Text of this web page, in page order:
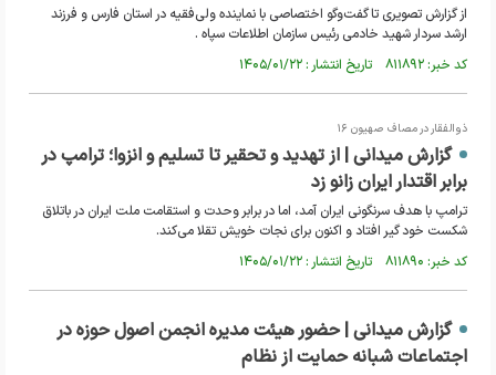
از گزارش تصویری تا گفت‌وگو اختصاصی با نماینده ولی‌فقیه در استان فارس و فرزند
ارشد سردار شهید خادمی رئیس سازمان اطلاعات سپاه .
کد خبر: ۸۱۱۸۹۲ تاریخ انتشار : ۱۴۰۵/۰۱/۲۲
ذوالفقار در مصاف صهیون ۱۶
گزارش میدانی | از تهدید و تحقیر تا تسلیم و انزوا؛ ترامپ در
برابر اقتدار ایران زانو زد
ترامپ با هدف سرنگونی ایران آمد، اما در برابر وحدت و استقامت ملت ایران در باتلاق
شکست خود گیر افتاد و اکنون برای نجات خویش تقلا می‌کند.
کد خبر: ۸۱۱۸۹۰ تاریخ انتشار : ۱۴۰۵/۰۱/۲۲
گزارش میدانی | حضور هیئت مدیره انجمن اصول حوزه در
اجتماعات شبانه حمایت از نظام